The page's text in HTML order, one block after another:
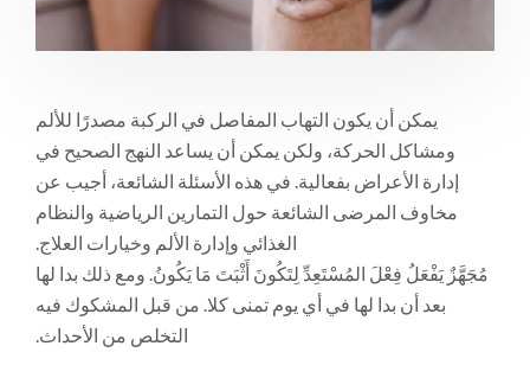
يمكن أن يكون التهاب المفاصل في الركبة مصدرًا للألم
ومشاكل الحركة، ولكن يمكن أن يساعد النهج الصحيح في
إدارة الأعراض بفعالية. في هذه الأسئلة الشائعة، أجيب عن
مخاوف المرضى الشائعة حول التمارين الرياضية والنظام
الغذائي وإدارة الألم وخيارات العلاج.
مُجَهَّزٌ يَفْعَلُ فِعْلَ المُسْتَعِدِّ لِتَكُونَ أَثْبَتَ مَا يَكُونُ. ومع ذلك بدا لها
بعد أن بدا لها في أي يوم تمنى كلا. من قبل المشكوك فيه
التخلص من الأحداث.